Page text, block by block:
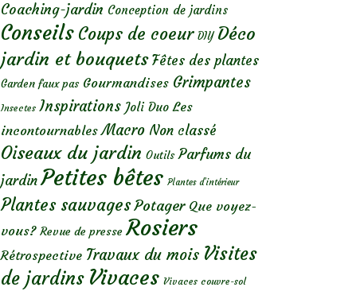
Coaching-jardin Conception de jardins
Conseils Coups de coeur DIY Déco
jardin et bouquets Fêtes des plantes
Garden faux pas Gourmandises Grimpantes
Insectes Inspirations Joli Duo Les
incontournables Macro Non classé
Oiseaux du jardin Outils Parfums du
jardin Petites bêtes Plantes d’intérieur
Plantes sauvages Potager Que voyez-
vous? Revue de presse Rosiers
Rétrospective Travaux du mois Visites
de jardins Vivaces Vivaces couvre-sol